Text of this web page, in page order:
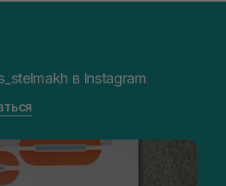
в Instagram